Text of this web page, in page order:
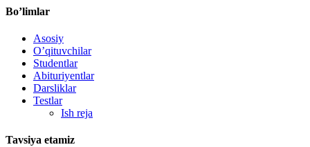
Bo’limlar
Asosiy
O’qituvchilar
Studentlar
Abituriyentlar
Darsliklar
Testlar
Ish reja
Tavsiya etamiz